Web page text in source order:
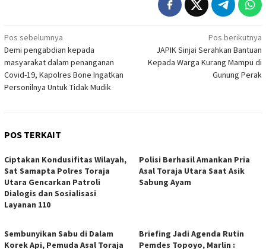
Navigasi
pos
Pos sebelumnya
Demi pengabdian kepada
masyarakat dalam penanganan
Covid-19, Kapolres Bone Ingatkan
Personilnya Untuk Tidak Mudik
Pos berikutnya
JAPIK Sinjai Serahkan Bantuan
Kepada Warga Kurang Mampu di
Gunung Perak
POS TERKAIT
Ciptakan Kondusifitas Wilayah,
Sat Samapta Polres Toraja
Utara Gencarkan Patroli
Dialogis dan Sosialisasi
Layanan 110
Polisi Berhasil Amankan Pria
Asal Toraja Utara Saat Asik
Sabung Ayam
Sembunyikan Sabu di Dalam
Korek Api, Pemuda Asal Toraja
Briefing Jadi Agenda Rutin
Pemdes Topoyo, Marlin :